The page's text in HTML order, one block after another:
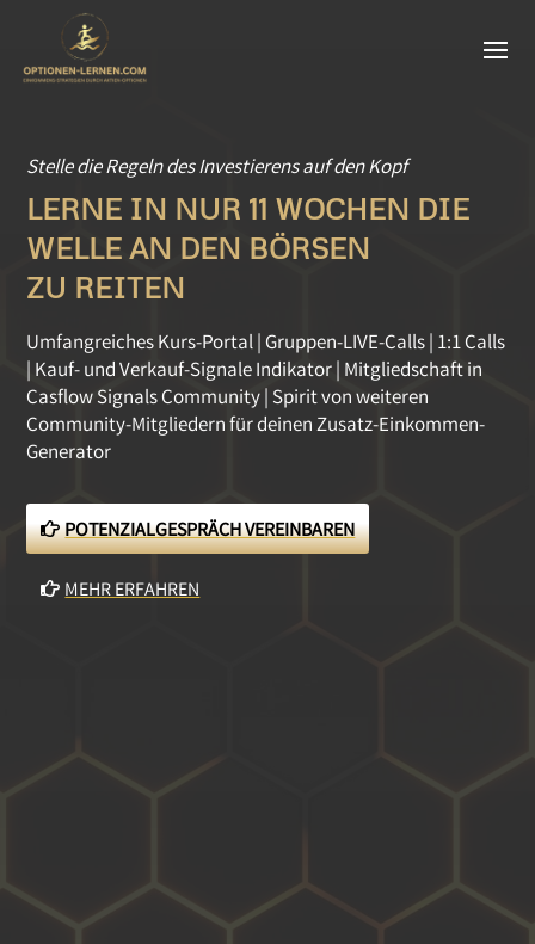
Stelle die Regeln des Investierens auf den Kopf
LERNE IN NUR 11 WOCHEN DIE
WELLE AN DEN BÖRSEN
ZU REITEN
Umfangreiches Kurs-Portal | Gruppen-LIVE-Calls | 1:1 Calls
| Kauf- und Verkauf-Signale Indikator | Mitgliedschaft in
Casflow Signals Community | Spirit von weiteren
Community-Mitgliedern für deinen Zusatz-Einkommen-
Generator
POTENZIALGESPRÄCH VEREINBAREN
MEHR ERFAHREN